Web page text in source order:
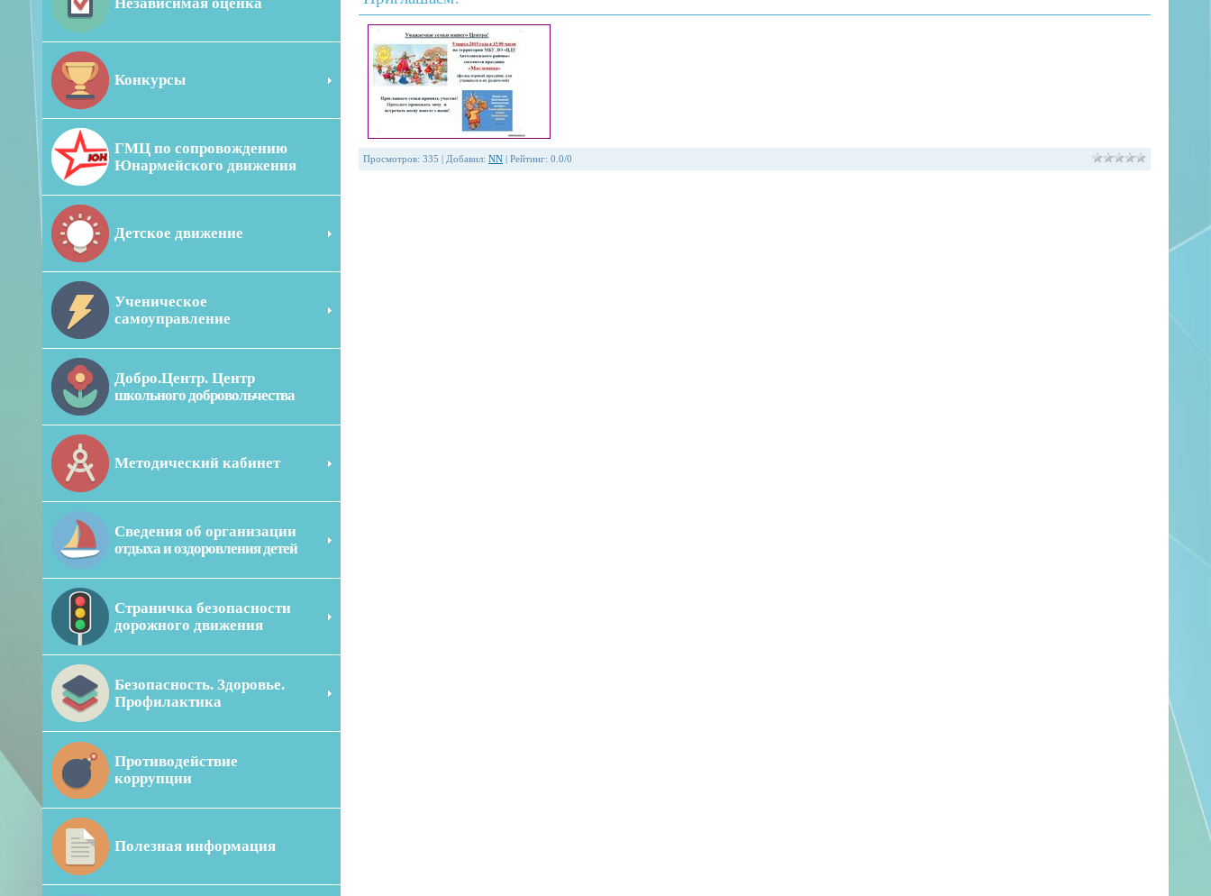
Конкурсы
ГМЦ по сопровождению
Юнармейского движения
Детское движение
Ученическое
самоуправление
Добро.Центр. Центр
школьного добровольчества
Методический кабинет
Сведения об организации
отдыха и оздоровления детей
Страничка безопасности
дорожного движения
Безопасность. Здоровье.
Профилактика
Противодействие
коррупции
Полезная информация
Просмотров: 335 Добавил: NN Рейтинг: 0.0/0